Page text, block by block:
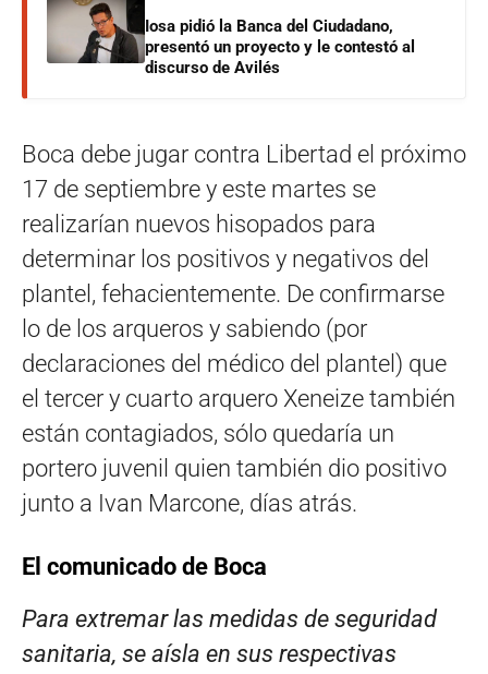
Iosa pidió la Banca del Ciudadano,
presentó un proyecto y le contestó al
discurso de Avilés
Boca debe jugar contra Libertad el próximo
17 de septiembre y este martes se
realizarían nuevos hisopados para
determinar los positivos y negativos del
plantel, fehacientemente. De confirmarse
lo de los arqueros y sabiendo (por
declaraciones del médico del plantel) que
el tercer y cuarto arquero Xeneize también
están contagiados, sólo quedaría un
portero juvenil quien también dio positivo
junto a Ivan Marcone, días atrás.
El comunicado de Boca
Para extremar las medidas de seguridad
sanitaria, se aísla en sus respectivas